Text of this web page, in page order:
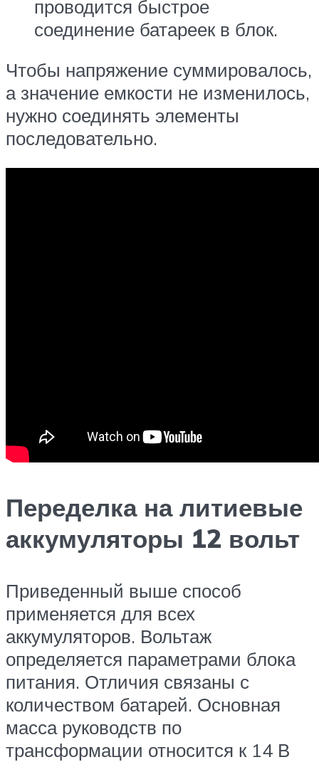
проводится быстрое
соединение батареек в блок.
Чтобы напряжение суммировалось,
а значение емкости не изменилось,
нужно соединять элементы
последовательно.
Переделка на литиевые
аккумуляторы 12 вольт
Приведенный выше способ
применяется для всех
аккумуляторов. Вольтаж
определяется параметрами блока
питания. Отличия связаны с
количеством батарей. Основная
масса руководств по
трансформации относится к 14 В